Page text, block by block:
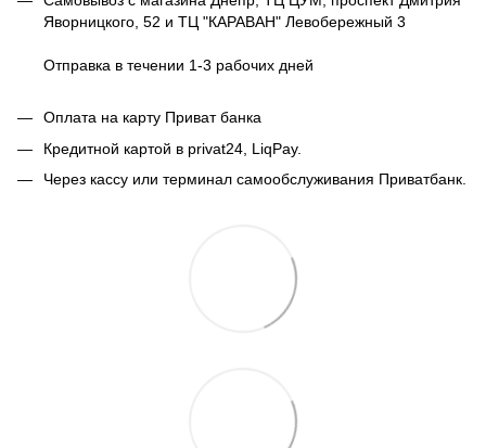
Яворницкого, 52 и ТЦ "КАРАВАН" Левобережный 3
Отправка в течении 1-3 рабочих дней
Оплата на карту Приват банка
Кредитной картой в privat24, LiqPay.
Через кассу или терминал самообслуживания Приватбанк.